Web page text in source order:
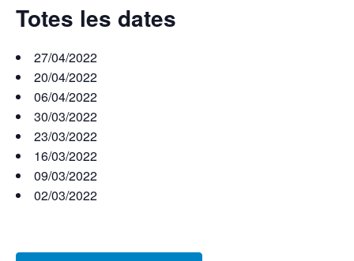
Totes les dates
27/04/2022
20/04/2022
06/04/2022
30/03/2022
23/03/2022
16/03/2022
09/03/2022
02/03/2022